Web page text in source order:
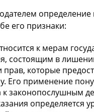
определение
его признаки:
к мерам
состоящим в
которые
Его применение
к законопослушным
определяется